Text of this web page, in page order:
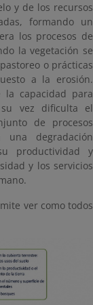
y de los recursos
formando un
los procesos de
la vegetación se
o prácticas
a la erosión.
la capacidad para
vez dificulta el
de procesos
una degradación
productividad y
y los servicios
ver como todos